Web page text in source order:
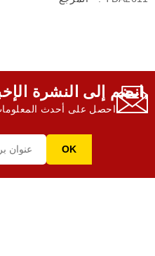
انضم إلى النشرة الإخبارية لدينا,
احصل على أحدث